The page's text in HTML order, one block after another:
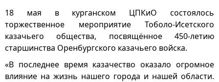
18 мая в курганском ЦПКиО состоялось
торжественное мероприятие Тоболо-Исетского
казачьего общества, посвящённое 450-летию
старшинства Оренбургского казачьего войска.
«В последнее время казачество оказало огромное
влияние на жизнь нашего города и нашей области.